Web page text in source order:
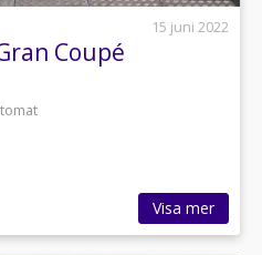
15 juni 2022
Coupé
Visa mer